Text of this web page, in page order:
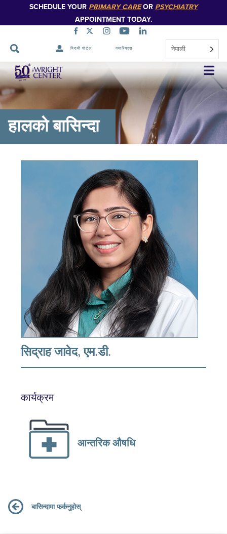
SCHEDULE YOUR PRIMARY CAREOR PSYCHIATRY
APPOINTMENT TODAY.
बिरामी पोर्टल क्यारियरस नेपाली
नेभिगेसन
स्किप
गर्नुहोस्
हालको बासिन्दा
सिद्राह जावेद, एम.डी.
कार्यक्रम
आन्तरिक औषधि
बासिन्दामा फर्कनुहोस्